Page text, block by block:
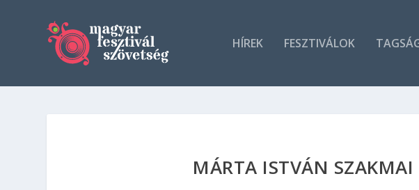
HÍREK FESZTIVÁLOK
MÁRTA ISTVÁN SZAKMAI